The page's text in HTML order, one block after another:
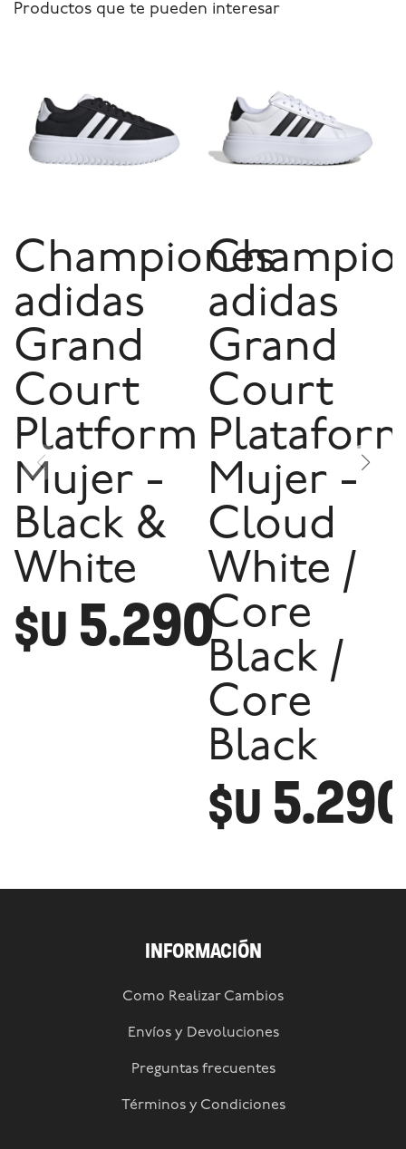
Productos que te pueden interesar
Championes
adidas
Grand
Court
Platform
Mujer -
Black &
White
$U 5.290
adidas
Grand
Court
Mujer -
Cloud
White /
Core
Black /
Core
Black
$U
INFORMACIÓN
Como Realizar Cambios
Envíos y Devoluciones
Preguntas frecuentes
Términos y Condiciones